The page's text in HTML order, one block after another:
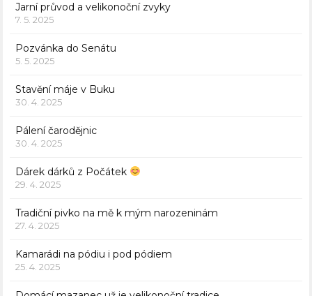
Jarní průvod a velikonoční zvyky
7. 5. 2025
Pozvánka do Senátu
5. 5. 2025
Stavění máje v Buku
30. 4. 2025
Pálení čarodějnic
30. 4. 2025
Dárek dárků z Počátek
29. 4. 2025
Tradiční pivko na mě k mým narozeninám
27. 4. 2025
Kamarádi na pódiu i pod pódiem
25. 4. 2025